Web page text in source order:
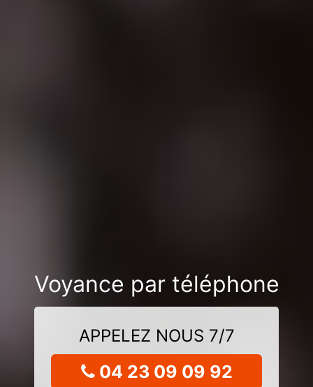
Voyance par téléphone
APPELEZ NOUS 7/7
04 23 09 09 92